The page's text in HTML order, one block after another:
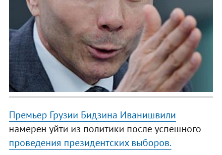
Премьер Грузии Бидзина Иванишвили
намерен уйти из политики после успешного
проведения президентских выборов.